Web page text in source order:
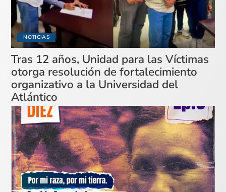
NOTICIAS
Tras 12 años, Unidad para las Víctimas
otorga resolución de fortalecimiento
organizativo a la Universidad del
Atlántico